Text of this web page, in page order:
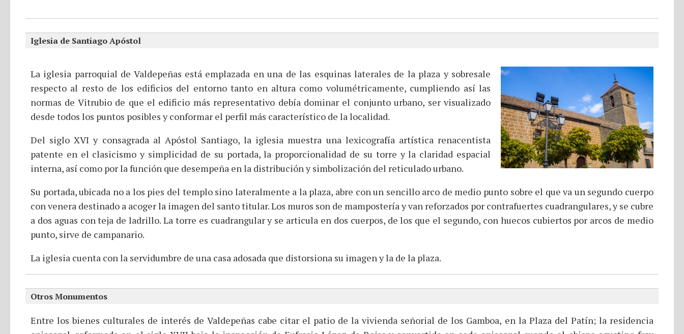
Iglesia de Santiago Apóstol
La iglesia parroquial de Valdepeñas está emplazada en una de las esquinas laterales de la plaza y sobresale
respecto al resto de los edificios del entorno tanto en altura como volumétricamente, cumpliendo así las
normas de Vitrubio de que el edificio más representativo debía dominar el conjunto urbano, ser visualizado
desde todos los puntos posibles y conformar el perfil más característico de la localidad.
Del siglo XVI y consagrada al Apóstol Santiago, la iglesia muestra una lexicografía artística renacentista
patente en el clasicismo y simplicidad de su portada, la proporcionalidad de su torre y la claridad espacial
interna, así como por la función que desempeña en la distribución y simbolización del reticulado urbano.
Su portada, ubicada no a los pies del templo sino lateralmente a la plaza, abre con un sencillo arco de medio punto sobre el que va un segundo cuerpo
con venera destinado a acoger la imagen del santo titular. Los muros son de mampostería y van reforzados por contrafuertes cuadrangulares, y se cubre
a dos aguas con teja de ladrillo. La torre es cuadrangular y se articula en dos cuerpos, de los que el segundo, con huecos cubiertos por arcos de medio
punto, sirve de campanario.
La iglesia cuenta con la servidumbre de una casa adosada que distorsiona su imagen y la de la plaza.
Otros Monumentos
Entre los bienes culturales de interés de Valdepeñas cabe citar el patio de la vivienda señorial de los Gamboa, en la Plaza del Patín; la residencia